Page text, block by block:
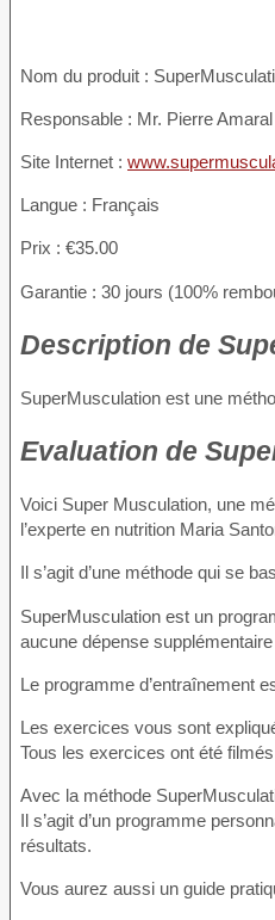
Nom du produit :
Responsable : Mr. Pierre Amaral
Site Internet :
Langue : Français
Prix : €35.00
Garantie : 30 jours (100%
Description de
SuperMusculation est une
Evaluation de
Voici Super Musculation, une
l’experte en nutrition Maria
Il s’agit d’une méthode qui se
SuperMusculation est un
aucune dépense
Le programme d’entraînement
Les exercices vous sont
Tous les exercices ont été
Avec la méthode
Il s’agit d’un programme
résultats.
Vous aurez aussi un guide